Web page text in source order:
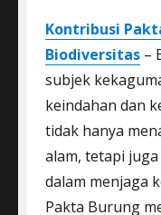
Kontribusi
Biodiversitas –
subjek
keindahan dan
tidak hanya
alam, tetapi
dalam menjaga
Pakta Burung